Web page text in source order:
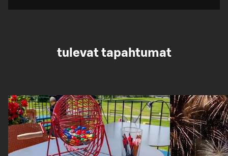
tulevat tapahtumat